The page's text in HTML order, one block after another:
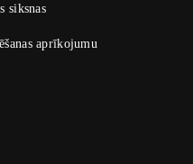
siksnas
aprīkojumu